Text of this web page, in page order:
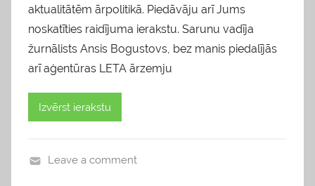
aktualitātēm ārpolitikā. Piedāvāju arī Jums
noskatīties raidījuma ierakstu. Sarunu vadīja
žurnālists Ansis Bogustovs, bez manis piedalījās
arī aģentūras LETA ārzemju
Izvērst ierakstu
Leave a comment